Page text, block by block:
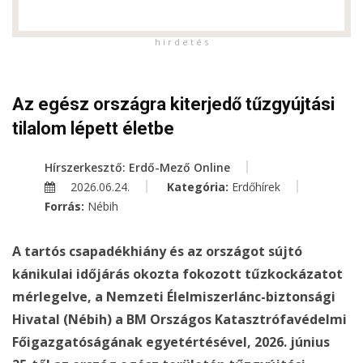
h i r d e t é s
Az egész országra kiterjedő tűzgyújtási
tilalom lépett életbe
Hírszerkesztő: Erdő-Mező Online
2026.06.24.
Kategória: Erdőhírek
Forrás: Nébih
A tartós csapadékhiány és az országot sújtó
kánikulai időjárás okozta fokozott tűzkockázatot
mérlegelve, a Nemzeti Élelmiszerlánc-biztonsági
Hivatal (Nébih) a BM Országos Katasztrófavédelmi
Főigazgatóságának egyetértésével, 2026. június